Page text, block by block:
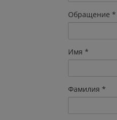
Обращение
Имя
Фамилия